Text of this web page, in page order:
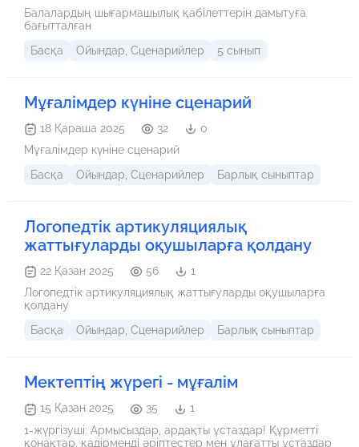
Балалардың шығармашылық қабілеттерін дамытуға
бағытталған
Басқа
Ойындар, Сценарийлер 5 сынып
Мұғалімдер күніне сценарий
18 Қараша 2025 32
0
Мұғалімдер күніне сценарий
Басқа
Ойындар, Сценарийлер Барлық сыныптар
Логопедтік артикуляциялық
жаттығуларды оқушыларға қолдану
22 Қазан 2025 56
1
Логопедтік артикуляциялық жаттығуларды оқушыларға
қолдану
Басқа
Ойындар, Сценарийлер Барлық сыныптар
Мектептің жүрегі - мұғалім
15 Қазан 2025 35
1
1-жүргізуші: Армысыздар, ардақты ұстаздар! Құрметті
қонақтар, қадірменді әріптестер мен ұлағатты ұстаздар